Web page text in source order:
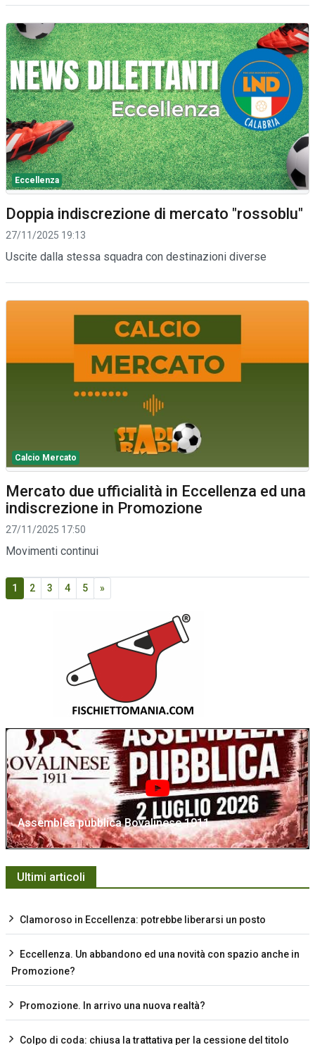
Eccellenza
Doppia indiscrezione di mercato "rossoblu"
27/11/2025 19:13
Uscite dalla stessa squadra con destinazioni diverse
Calcio Mercato
Mercato due ufficialità in Eccellenza ed una
indiscrezione in Promozione
27/11/2025 17:50
Movimenti continui
1 2 3 4 5 »
Assemblea pubblica Bovalinese 1911
Ultimi articoli
Clamoroso in Eccellenza: potrebbe liberarsi un posto
Eccellenza. Un abbandono ed una novità con spazio anche in
Promozione?
Promozione. In arrivo una nuova realtà?
Colpo di coda: chiusa la trattativa per la cessione del titolo